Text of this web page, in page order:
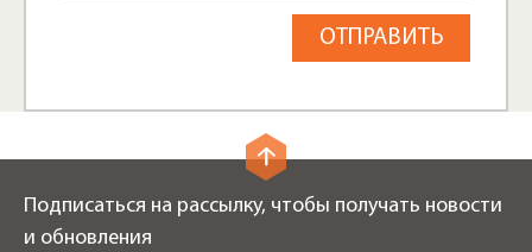
Подписаться на рассылку, чтобы получать новости
и обновления